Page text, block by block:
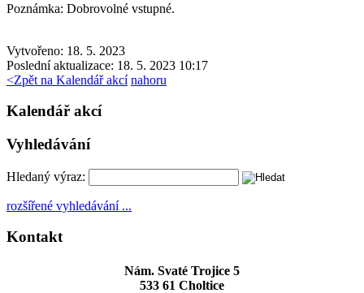
Poznámka: Dobrovolné vstupné.
Vytvořeno: 18. 5. 2023
Poslední aktualizace: 18. 5. 2023 10:17
<Zpět na Kalendář akcí nahoru
Kalendář akcí
Vyhledávání
Hledaný výraz:
rozšířené vyhledávání ...
Kontakt
Nám. Svaté Trojice 5
533 61 Choltice